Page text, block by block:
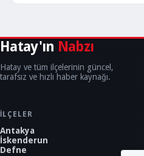
Hatay'ın Nabzı
Hatay ve tüm ilçelerinin güncel,
tarafsız ve hızlı haber kaynağı.
İLÇELER
Antakya
İskenderun
Defne